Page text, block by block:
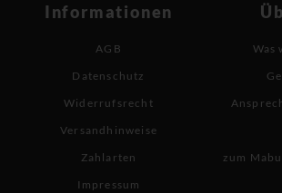
Informationen
AGB
Datenschutz
Widerrufsrecht
Versandhinweise
Zahlarten
Impressum
Was
zum